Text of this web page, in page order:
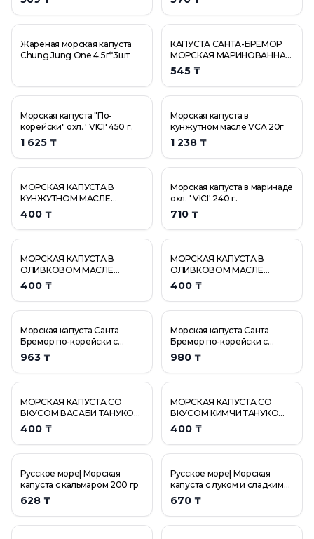
Жареная морская капуста
Chung Jung One 4.5г*3шт
КАПУСТА САНТА-БРЕМОР
МОРСКАЯ МАРИНОВАННАЯ
КЛАССИЧЕСКАЯ 200ГР
545 ₸
Морская капуста "По-
корейски" охл. ' VICI' 450 г.
1 625 ₸
Морская капуста в
кунжутном масле VCA 20г
1 238 ₸
МОРСКАЯ КАПУСТА В
КУНЖУТНОМ МАСЛЕ
ТАНУКО 4,5ГР
400 ₸
Морская капуста в маринаде
охл. ' VICI' 240 г.
710 ₸
МОРСКАЯ КАПУСТА В
ОЛИВКОВОМ МАСЛЕ
ТАНУКО 4,5ГР
400 ₸
МОРСКАЯ КАПУСТА В
ОЛИВКОВОМ МАСЛЕ
ТАНУКО 4,5ГР
400 ₸
Морская капуста Санта
Бремор по-корейски с
баклажанами 350 г
963 ₸
Морская капуста Санта
Бремор по-корейски с
морковью 350 г
980 ₸
МОРСКАЯ КАПУСТА СО
ВКУСОМ ВАСАБИ ТАНУКО
4,5ГР
400 ₸
МОРСКАЯ КАПУСТА СО
ВКУСОМ КИМЧИ ТАНУКО
4,5ГР
400 ₸
Русское море| Морская
капуста с кальмаром 200 гр
628 ₸
Русское море| Морская
капуста с луком и сладким
перцем, 200 гр
670 ₸
Русское море| Морская капуста с луком и сладким
Русское море| Морская капуста с луком и сладким
Салат VICI Капуста морская с овощами в маринаде
Салат Дальневосточный из морской капусты 220гр
Салат Доброфлот Дальневосточный из морской
Салат из морской капусты "Витаминный" 380 г
Салат из морской капусты "Закусочный" 380 гр